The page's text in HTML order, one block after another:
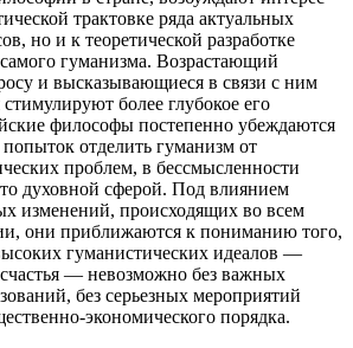
трактовке ряда актуальных
но и к теоретической разработке
гуманизма. Возрастающий
и высказывающиеся в связи с ним
более глубокое его
философы постепенно убеждаются
попыток отделить гуманизм от
проблем, в бессмысленности
духовной сферой. Под влиянием
изменений, происходящих во всем
они приближаются к пониманию того,
гуманистических идеалов —
— невозможно без важных
без серьезных мероприятий
экономического порядка.